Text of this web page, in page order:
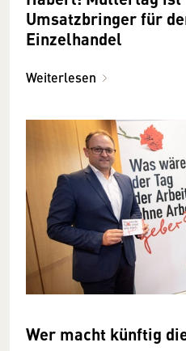
Umsatzbringer für
Einzelhandel
Weiterlesen
Wer macht künftig